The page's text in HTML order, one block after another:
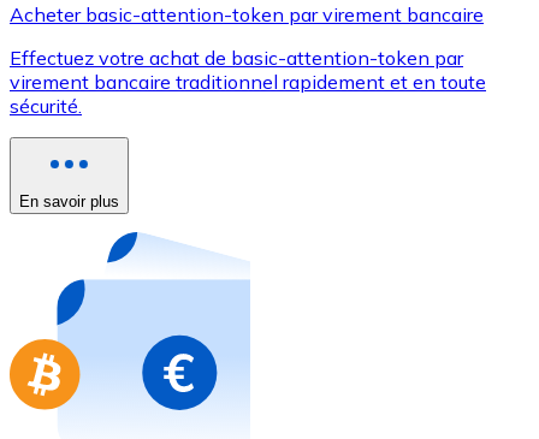
Acheter avec carte
Boutique - Cartes
Nouveau
Achetez des cartes-cadeaux de vos marques
Aller à la boutique de cartes-cadeaux
Acheter basic-attention-token par virement bancaire
Effectuez votre achat de basic-attention-token par
virement bancaire traditionnel rapidement et en toute
sécurité.
En savoir plus